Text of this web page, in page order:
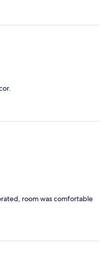
room was comfortable